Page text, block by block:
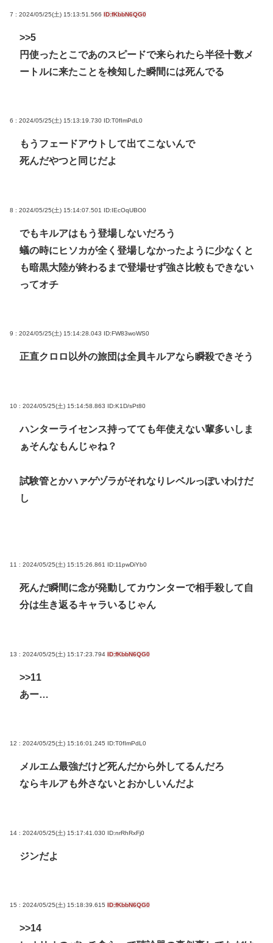
7 : 2024/05/25(土) 15:13:51.566 ID:fKbbN6QG0
>>5
円使ったとこであのスピードで来られたら半径十数メ
ートルに来たことを検知した瞬間には死んでる
6 : 2024/05/25(土) 15:13:19.730 ID:T0fImPdL0
もうフェードアウトして出てこないんで
死んだやつと同じだよ
8 : 2024/05/25(土) 15:14:07.501 ID:IEcOqUBO0
でもキルアはもう登場しないだろう
蟻の時にヒソカが全く登場しなかったように少なくと
も暗黒大陸が終わるまで登場せず強さ比較もできない
ってオチ
9 : 2024/05/25(土) 15:14:28.043 ID:FW83woWS0
正直クロロ以外の旅団は全員キルアなら瞬殺できそう
10 : 2024/05/25(土) 15:14:58.863 ID:K1D/sPt80
ハンターライセンス持ってても年使えない輩多いしま
ぁそんなもんじゃね？
試験管とかハァゲヅラがそれなりレベルっぽいわけだ
し
11 : 2024/05/25(土) 15:15:26.861 ID:11pwDiYb0
死んだ瞬間に念が発動してカウンターで相手殺して自
分は生き返るキャラいるじゃん
13 : 2024/05/25(土) 15:17:23.794 ID:fKbbN6QG0
>>11
あー…
12 : 2024/05/25(土) 15:16:01.245 ID:T0fImPdL0
メルエム最強だけど死んだから外してるんだろ
ならキルアも外さないとおかしいんだよ
14 : 2024/05/25(土) 15:17:41.030 ID:nrRhRxFj0
ジンだよ
15 : 2024/05/25(土) 15:18:39.615 ID:fKbbN6QG0
>>14